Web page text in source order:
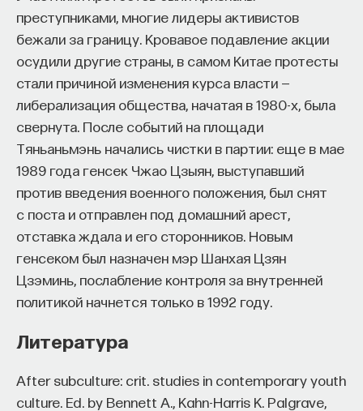
преступниками, многие лидеры активистов
бежали за границу. Кровавое подавление акции
осудили другие страны, в самом Китае протесты
стали причиной изменения курса власти —
либерализация общества, начатая в 1980-х, была
свернута. После событий на площади
Тяньаньмэнь начались чистки в партии: еще в мае
1989 года генсек Чжао Цзыян, выступавший
против введения военного положения, был снят
с поста и отправлен под домашний арест,
отставка ждала и его сторонников. Новым
генсеком был назначен мэр Шанхая Цзян
Цзэминь, послабление контроля за внутренней
политикой начнется только в 1992 году.
Литература
After subculture: crit. studies in contemporary youth
culture. Ed. by Bennett A., Kahn-Harris K. Palgrave,